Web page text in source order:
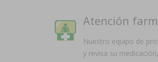
Atención
Nuestro equipo de
y revisa su